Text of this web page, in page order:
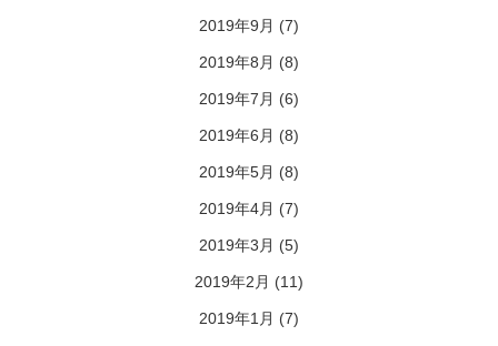
2019年9月 (7)
2019年8月 (8)
2019年7月 (6)
2019年6月 (8)
2019年5月 (8)
2019年4月 (7)
2019年3月 (5)
2019年2月 (11)
2019年1月 (7)